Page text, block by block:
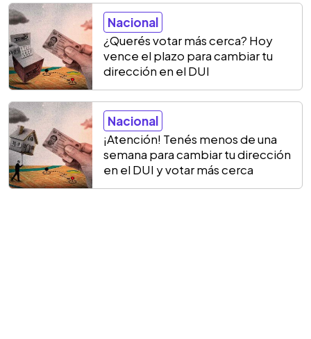
Nacional
¿Querés votar más cerca? Hoy
vence el plazo para cambiar tu
dirección en el DUI
Nacional
¡Atención! Tenés menos de una
semana para cambiar tu dirección
en el DUI y votar más cerca